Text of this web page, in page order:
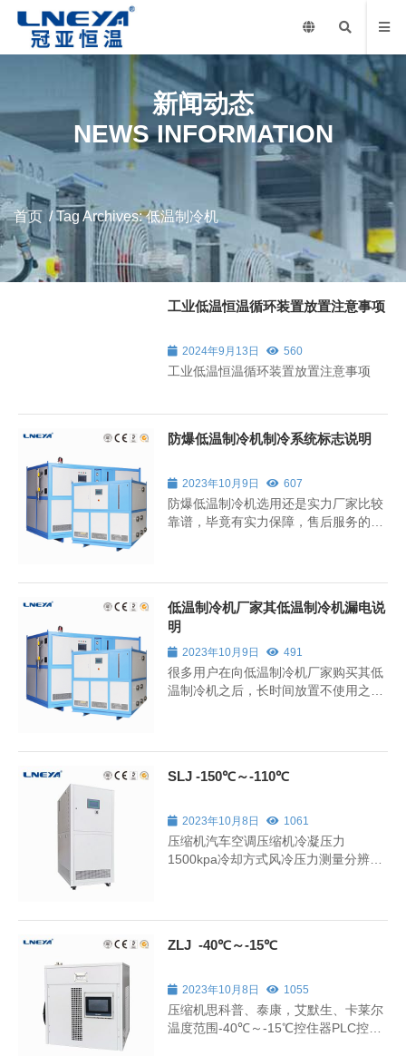
新闻动态
NEWS INFORMATION
首页 /Tag Archives: 低温制冷机
工业低温恒温循环装置放置注意事项
2024年9月13日 560
工业低温恒温循环装置放置注意事项
防爆低温制冷机制冷系统标志说明
2023年10月9日 607
防爆低温制冷机选用还是实力厂家比较
靠谱，毕竟有实力保障，售后服务的厂
低温制冷机厂家其低温制冷机漏电说
明
2023年10月9日 491
很多用户在向低温制冷机厂家购买其低
温制冷机之后，长时间放置不使用之后
SLJ -150℃～-110℃
2023年10月8日 1061
压缩机汽车空调压缩机冷凝压力
1500kpa冷却方式风冷压力测量分辨率
ZLJ -40℃～-15℃
2023年10月8日 1055
压缩机思科普、泰康，艾默生、卡莱尔
温度范围-40℃～-15℃控住器PLC控制